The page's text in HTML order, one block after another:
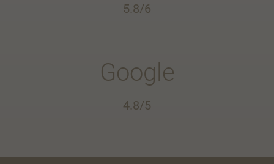
5.8/6
Google
4.8/5